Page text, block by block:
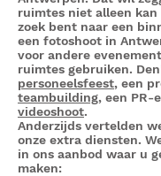
ruimtes niet alleen kan
zoek bent naar een
een fotoshoot in
voor andere
ruimtes gebruiken.
personeelsfeest, een
teambuilding, een PR-
videoshoot.
Anderzijds vertelden
onze extra diensten.
in ons aanbod waar u
maken: